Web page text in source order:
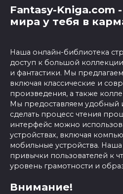
Fantasy-Kniga.com
мира у тебя в
Наша онлайн-библиотека
доступ к большой
и фантастики. Мы
включая классические и
произведения, а также
Мы предоставляем удобный
сделать процесс чтения
интерфейс можно
устройствах, включая
мобильные устройства.
привычки пользователей к
уровень грамотности и
Внимание!